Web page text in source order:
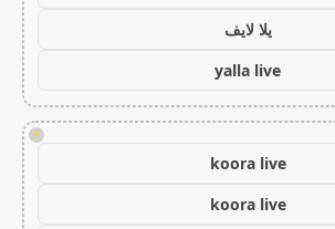
يلا لايف
yalla live
!
koora live
koora live